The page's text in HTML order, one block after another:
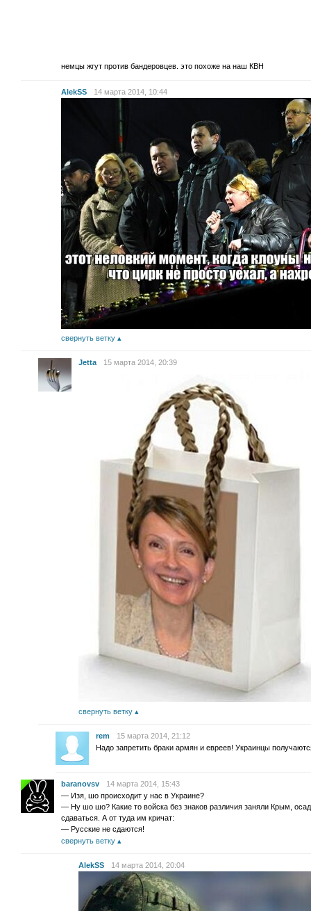
немцы жгут против бандеровцев. это похоже на наш КВН
AlekSS 14 марта 2014, 10:44
свернуть ветку
Jetta 15 марта 2014, 20:39
свернуть ветку
rem
15 марта 2014, 21:12
Надо запретить браки армян и евреев! Украинцы
baranovsv
14 марта 2014, 15:43
— Изя, шо происходит у нас в Украине?
— Ну шо шо? Какие то войска без знаков различия заняли Крым,
сдаваться. А от туда им кричат:
— Русские не сдаются!
свернуть ветку
AlekSS 14 марта 2014, 20:04